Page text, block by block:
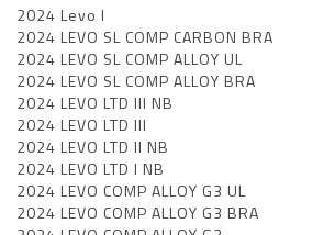
2024 Levo I
2024 LEVO SL COMP CARBON BRA
2024 LEVO SL COMP ALLOY UL
2024 LEVO SL COMP ALLOY BRA
2024 LEVO LTD III NB
2024 LEVO LTD III
2024 LEVO LTD II NB
2024 LEVO LTD I NB
2024 LEVO COMP ALLOY G3 UL
2024 LEVO COMP ALLOY G3 BRA